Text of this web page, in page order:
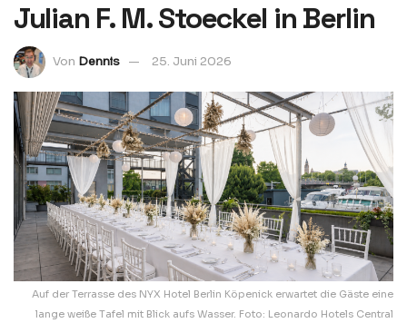
Julian F. M. Stoeckel in Berlin
Von Dennis 25. Juni 2026
Auf der Terrasse des NYX Hotel Berlin Köpenick erwartet die Gäste eine
lange weiße Tafel mit Blick aufs Wasser. Foto: Leonardo Hotels Central